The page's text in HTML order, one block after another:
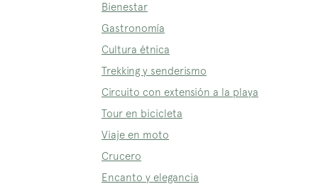
Bienestar
Gastronomía
Cultura étnica
Trekking y senderismo
Circuito con extensión a la playa
Tour en bicicleta
Viaje en moto
Crucero
Encanto y elegancia